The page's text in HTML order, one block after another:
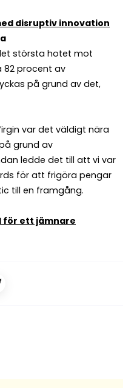
disruptiv innovation
största hotet mot
82 procent av
på grund av det,
var det väldigt nära
grund av
ledde det till att vi var
för att frigöra pengar
till en framgång.
för ett jämnare